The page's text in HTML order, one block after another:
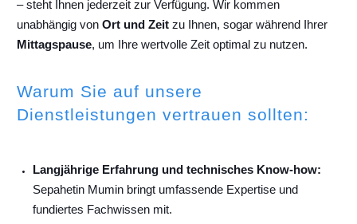
– steht Ihnen jederzeit zur Verfügung. Wir kommen
unabhängig von Ort und Zeit zu Ihnen, sogar während Ihrer
Mittagspause, um Ihre wertvolle Zeit optimal zu nutzen.
Warum Sie auf unsere
Dienstleistungen vertrauen sollten:
Langjährige Erfahrung und technisches Know-how:
Sepahetin Mumin bringt umfassende Expertise und
fundiertes Fachwissen mit.